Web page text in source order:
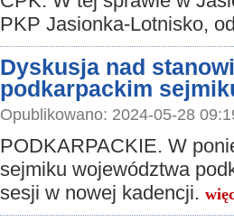
PKP Jasionka-Lotnisko,
Dyskusja nad
podkarpackim
Opublikowano: 2024-05-28
PODKARPACKIE. W
sejmiku województwa
sesji w nowej kadencji.